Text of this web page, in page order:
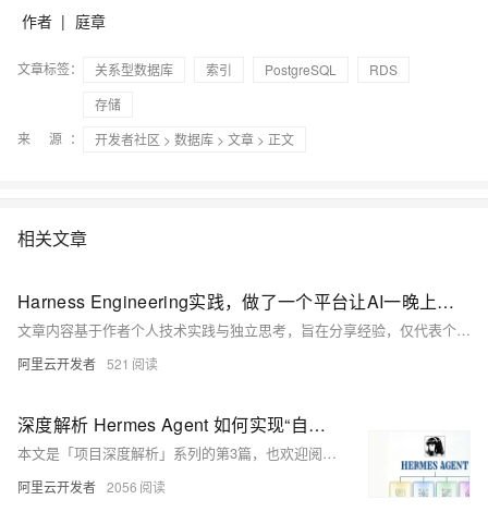
作者 | 庭章
文章标签： 关系型数据库 索引 PostgreSQL
RDS
存储
来 源：
开发者社区 > 数据库 > 文章 > 正文
相关文章
Harness Engineering实践，做了一个平台让AI一晚上自动评测和优化你的系统
文章内容基于作者个人技术实践与独立思考，旨在分享经验，仅代表个人观点。
阿里云开发者 521
深度解析 Hermes Agent 如何实现“自进化”及其 Prompt / Context / Harness 的设计实践
本文是「项目深度解析」系列的第3篇，也欢迎阅读：《深度解析OpenClaw》《深度解析Claude Code》。（文章内容基于作者个人技术实践与独立思考，旨在分享经验，仅代表个人观点。）
阿里云开发者 2056